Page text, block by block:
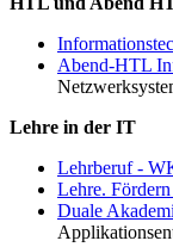
Abend-HTL
Lehre in der IT
Lehrberuf -
Lehre.
Duale